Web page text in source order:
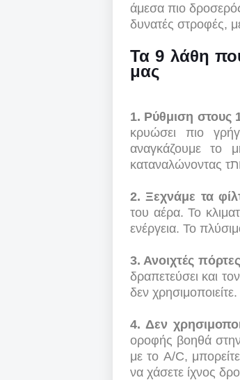
άμεσα πιο
δυνατές στροφές,
Τα 9 λάθη
μας
1. Ρύθμιση στους
κρυώσει πιο
αναγκάζουμε το
2. Ξεχνάμε τα
του αέρα. Το
ενέργεια. Το
3. Ανοιχτές
δραπετεύσει και
δεν χρησιμοποιείτε.
4. Δεν
οροφής βοηθά
με το A/C,
να χάσετε ίχνος